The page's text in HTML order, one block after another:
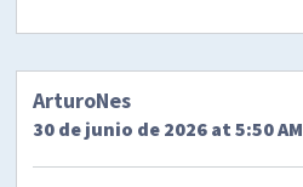
ArturoNes
30 de junio de 2026 at 5:50 AM